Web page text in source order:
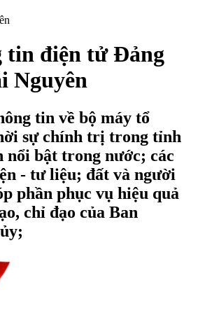
tin điện tử Đảng
Nguyên
tin về bộ máy tổ
sự chính trị trong tỉnh
nổi bật trong nước; các
- tư liệu; đất và người
phần phục vụ hiệu quả
chỉ đạo của Ban